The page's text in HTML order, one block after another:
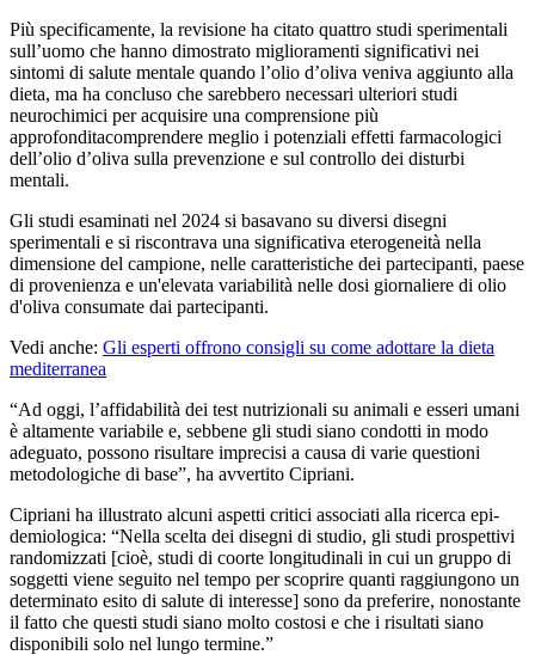
Più specificamente, la revisione ha citato quattro studi sperimentali
sull’uomo che hanno dimostrato miglioramenti significativi nei
sintomi di salute mentale quando l’olio d’oliva veniva aggiunto alla
dieta, ma ha concluso che sarebbero necessari ulteriori studi
neurochimici per acquisire una comprensione più
approfonditacomprendere meglio i potenziali effetti farmacologici
dell’olio d’oliva sulla prevenzione e sul controllo dei disturbi
mentali.
Gli studi esaminati nel 2024 si basavano su diversi disegni
sperimentali e si riscontrava una significativa eterogeneità nella
dimensione del campione, nelle caratteristiche dei partecipanti, paese
di provenienza e un'elevata variabilità nelle dosi giornaliere di olio
d'oliva consumate dai partecipanti.
Vedi anche: Gli esperti offrono consigli su come adottare la dieta
mediterranea
“Ad oggi, l’affidabilità dei test nutrizionali su animali e esseri umani
è altamente variabile e, sebbene gli studi siano condotti in modo
adeguato, possono risultare imprecisi a causa di varie questioni
metodologiche di base”, ha avvertito Cipriani.
Cipriani ha illu­s­tra­to alcuni as­pet­ti crit­ici asso­cia­ti alla ricerca epi­
demi­o­lo­gi­ca: “Nella scelta dei disegni di studio, gli studi prospet­ti­vi
random­iz­za­ti [cioè, studi di coorte longitudinali in cui un gruppo di
soggetti viene seguito nel tempo per scoprire quanti raggiungono un
determinato esito di salute di interesse] sono da preferire, nonostante
il fatto che questi studi siano molto costosi e che i risultati siano
disponibili solo nel lungo termine.”